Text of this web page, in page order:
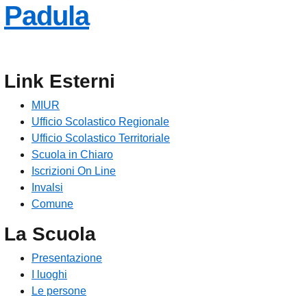
Padula
Link Esterni
MIUR
Ufficio Scolastico Regionale
Ufficio Scolastico Territoriale
Scuola in Chiaro
Iscrizioni On Line
Invalsi
Comune
La Scuola
Presentazione
I luoghi
Le persone